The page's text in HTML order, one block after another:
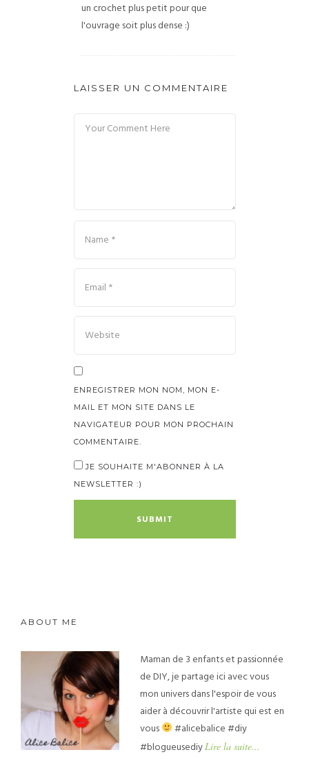
un crochet plus petit pour que
l'ouvrage soit plus dense :)
LAISSER UN COMMENTAIRE
ENREGISTRER MON NOM, MON E-
MAIL ET MON SITE DANS LE
NAVIGATEUR POUR MON PROCHAIN
COMMENTAIRE.
JE SOUHAITE M'ABONNER À LA
NEWSLETTER :)
ABOUT ME
Maman de 3 enfants et passionnée
de DIY, je partage ici avec vous
mon univers dans l'espoir de vous
aider à découvrir l'artiste qui est en
vous
#alicebalice #diy
#blogueusediyLire la suite...